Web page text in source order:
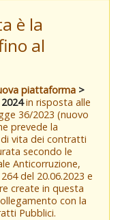
è la
al
piattaforma >
in risposta alle
36/2023 (nuovo
prevede la
vita dei contratti
secondo le
Anticorruzione,
del 20.06.2023 e
create in questa
con la
Pubblici.